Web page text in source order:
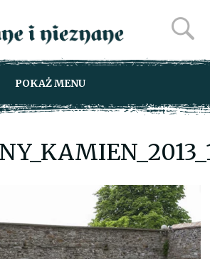
POKAŻ MENU